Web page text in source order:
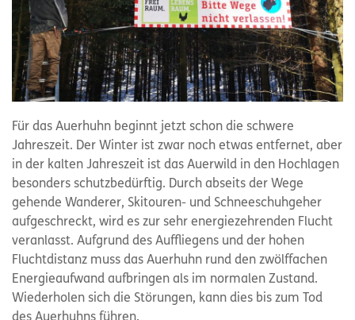
Für das Auerhuhn beginnt jetzt schon die schwere
Jahreszeit. Der Winter ist zwar noch etwas entfernet, aber
in der kalten Jahreszeit ist das Auerwild in den Hochlagen
besonders schutzbedürftig. Durch abseits der Wege
gehende Wanderer, Skitouren- und Schneeschuhgeher
aufgeschreckt, wird es zur sehr energiezehrenden Flucht
veranlasst. Aufgrund des Auffliegens und der hohen
Fluchtdistanz muss das Auerhuhn rund den zwölffachen
Energieaufwand aufbringen als im normalen Zustand.
Wiederholen sich die Störungen, kann dies bis zum Tod